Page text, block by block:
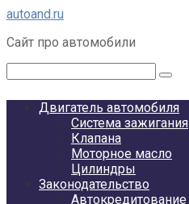
Перейти
контенту
autoand.ru
Сайт про автомобили
Двигатель автомобиля
Система зажигания
Клапана
Моторное масло
Цилиндры
Законодательство
Автокредитование